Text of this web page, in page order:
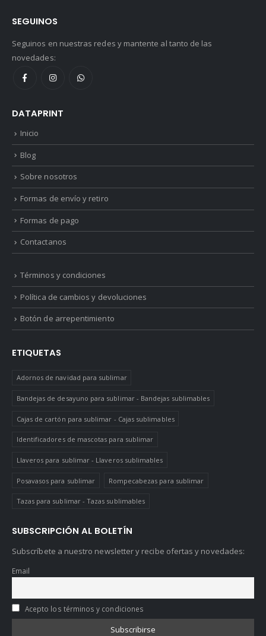
SEGUINOS
Seguinos en nuestras redes y mantente al tanto de las
novedades:
DATAPRINT
Inicio
Blog
Sobre nosotros
Formas de envío y retiro
Formas de pago
Contactanos
Términos y condiciones
Política de cambios y devoluciones
Botón de arrepentimiento
ETIQUETAS
Adornos de navidad para sublimar
Bandejas de desayuno para sublimar - Bandejas sublimables
Cajas de cartón para sublimar - Cajas sublimables
Identificadores de mascotas para sublimar
Llaveros para sublimar - Llaveros sublimables
Posavasos para sublimar Rompecabezas para sublimar
Tazas para sublimar - Tazas sublimables
SUBSCRIPCIÓN AL BOLETÍN
Subscríbete a nuestro newsletter y recibe ofertas y novedades:
Email
Acepto los términos y condiciones